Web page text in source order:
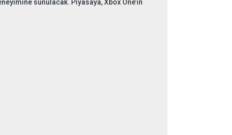
sunulacak. Piyasaya, Xbox One’ın